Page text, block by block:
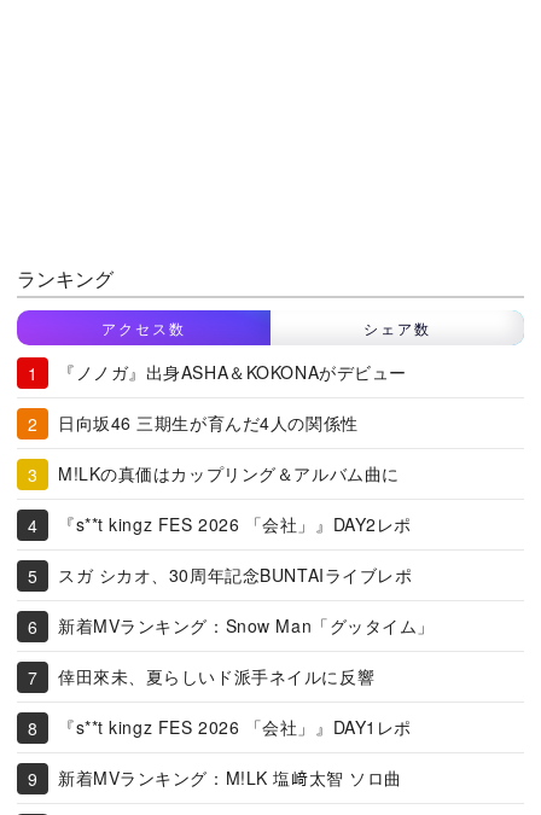
ランキング
アクセス数 シェア数
『ノノガ』出身ASHA＆KOKONAがデビュー
日向坂46 三期生が育んだ4人の関係性
M!LKの真価はカップリング＆アルバム曲に
『s**t kingz FES 2026 「会社」』DAY2レポ
スガ シカオ、30周年記念BUNTAIライブレポ
新着MVランキング：Snow Man「グッタイム」
倖田來未、夏らしいド派手ネイルに反響
『s**t kingz FES 2026 「会社」』DAY1レポ
新着MVランキング：M!LK 塩﨑太智 ソロ曲